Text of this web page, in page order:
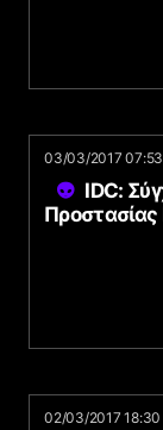
03/03/2017 07:53
IDC:
02/03/2017 18:30